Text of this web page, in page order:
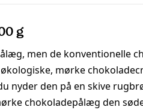
g
men de konventionelle
mørke
nyder den på en skive
chokoladepålæg den